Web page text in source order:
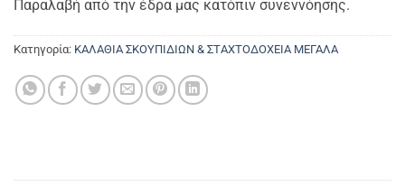
Παραλαβή από την έδρα μας κατόπιν συνεννόησης.
Κατηγορία: ΚΑΛΑΘΙΑ ΣΚΟΥΠΙΔΙΩΝ & ΣΤΑΧΤΟΔΟΧΕΙΑ ΜΕΓΑΛΑ